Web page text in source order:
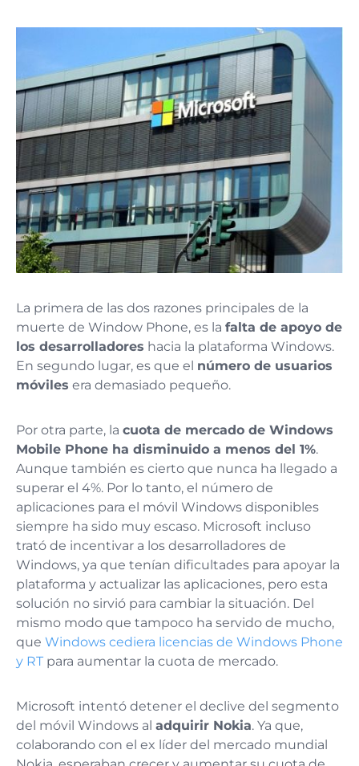
La primera de las dos razones principales de la
muerte de Window Phone, es la falta de apoyo de
los desarrolladores hacia la plataforma Windows.
En segundo lugar, es que el número de usuarios
móviles era demasiado pequeño.
Por otra parte, la cuota de mercado de Windows
Mobile Phone ha disminuido a menos del 1%.
Aunque también es cierto que nunca ha llegado a
superar el 4%. Por lo tanto, el número de
aplicaciones para el móvil Windows disponibles
siempre ha sido muy escaso. Microsoft incluso
trató de incentivar a los desarrolladores de
Windows, ya que tenían dificultades para apoyar la
plataforma y actualizar las aplicaciones, pero esta
solución no sirvió para cambiar la situación. Del
mismo modo que tampoco ha servido de mucho,
que Windows cediera licencias de Windows Phone
y RT para aumentar la cuota de mercado.
Microsoft intentó detener el declive del segmento
del móvil Windows al adquirir Nokia. Ya que,
colaborando con el ex líder del mercado mundial